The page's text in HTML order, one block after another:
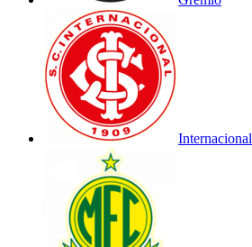
Internacional